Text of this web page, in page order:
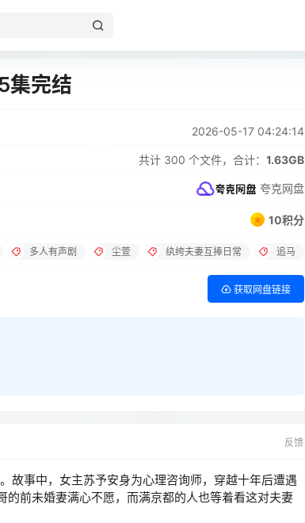
集完结
2026-05-17 04:24:14
共计 300 个文件，合计： 1.63GB
夸克网盘
10积分
多人有声剧 尘萱 纨绔夫妻互捧日常 追马
获取网盘链接
反馈
故事中，女主苏予安身为心理咨询师，穿越十年后遭遇
前未婚妻满心不愿，而满京都的人也等着看这对夫妻